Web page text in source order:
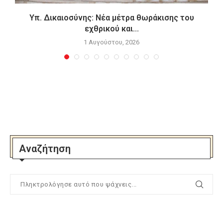
Υπ. Δικαιοσύνης: Νέα μέτρα θωράκισης του
εχθρικού και...
1 Αυγούστου, 2026
Αναζήτηση